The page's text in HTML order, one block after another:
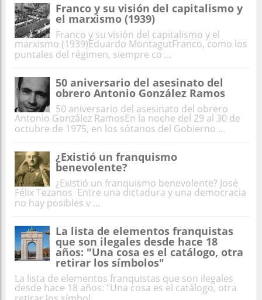
Franco y su visión del capitalismo y
el marxismo (1939)
Franco y su visión del capitalismo y el
marxismo (1939)Eduardo MontagutFranco, como los
puntales del régimen, siempre co ...
50 aniversario del asesinato del
obrero Antonio González Ramos
50 aniversario del asesinato del obrero
Antonio González RamosEn la noche del 29 al 30 de
octubre de 1975, en los sótanos del Gobierno ...
¿Existió un franquismo
benevolente?
¿Existió un franquismo benevolente? José
Félix Tezanos Entre una dictadura y una democracia
no hay posibles v ...
La lista de elementos franquistas
que son ilegales desde hace 18
años: "Una cosa es el catálogo, otra
retirar los símbolos"
La lista de elementos franquistas que son ilegales
desde hace 18 años: "Una cosa es el catálogo, otra